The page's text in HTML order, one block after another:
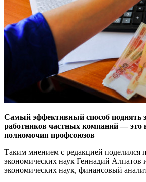
Самый эффективный способ поднять
работников частных компаний — это
полномочия профсоюзов
Таким мнением с редакцией поделился
экономических наук Геннадий Алпатов
экономических наук, финансовый